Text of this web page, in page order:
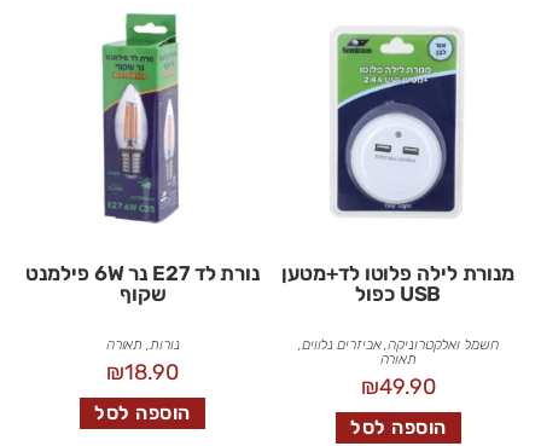
מנורת לילה פלוטו לד+מטען
USB כפול
חשמל ואלקטרוניקה,אביזרים נלווים
תאורה
₪49.90
הוספה לסל
נורת לד E27 נר 6W פילמנט
שקוף
נורות תאורה
₪18.90
הוספה לסל